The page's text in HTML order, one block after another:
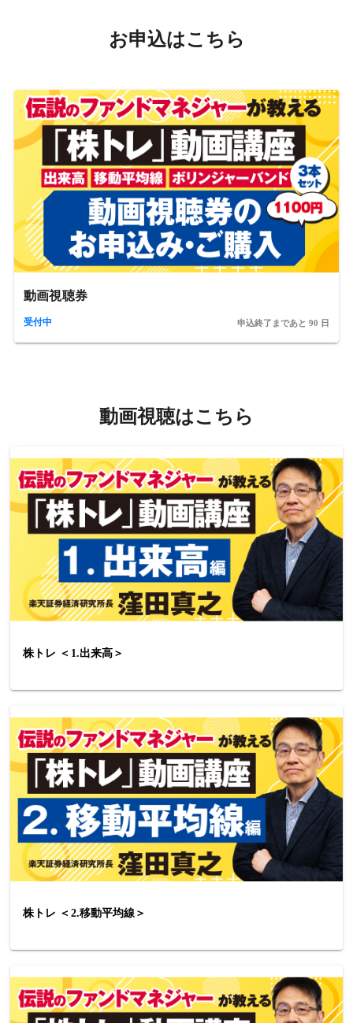
お申込はこちら
動画視聴券
受付中 申込終了まであと 90 日
動画視聴はこちら
株トレ ＜1.出来高＞
株トレ ＜2.移動平均線＞